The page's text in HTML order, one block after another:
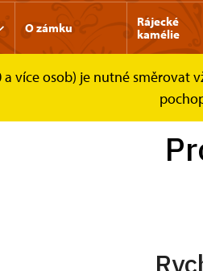
O zámku
Rájecké
kamélie
více osob) je nutné směrovat